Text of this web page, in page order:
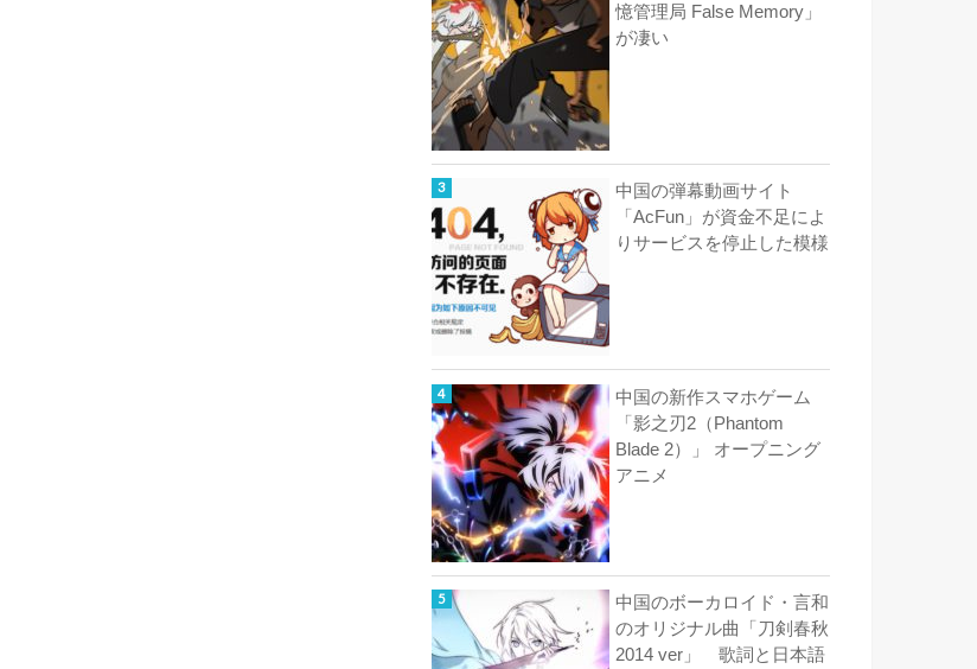
憶管理局 False Memory」
が凄い
中国の弾幕動画サイト
「AcFun」が資金不足によ
りサービスを停止した模様
中国の新作スマホゲーム
「影之刃2（Phantom
Blade 2）」 オープニング
アニメ
中国のボーカロイド・言和
のオリジナル曲「刀剣春秋
2014 ver」 歌詞と日本語